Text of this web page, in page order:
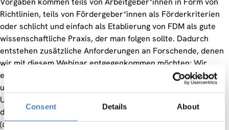
Consent Details About
Richtlinien, teils von Fördergeber*innen als Förderkriterien
oder schlicht und einfach als Etablierung von FDM als gute
wissenschaftliche Praxis, der man folgen sollte. Dadurch
entstehen zusätzliche Anforderungen an Forschende, denen
wir mit diesem Webinar entgegenkommen möchten: Wir
erklären die Grundzüge von Forschungsdatenmanagement
und zeigen die Herausforderungen sowie
Unterstützungsmöglichkeiten auf – alles mit einem Fokus auf
die Sozialwissenschaften. Konkret gehen wir auf häufige
(auch rechtliche) Fragen beim Forschungsdatenmanagement